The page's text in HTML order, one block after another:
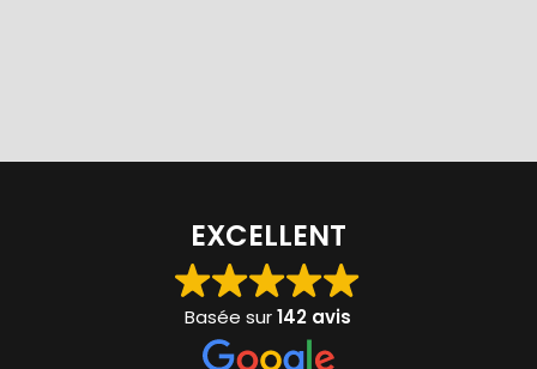
EXCELLENT
Basée sur142 avis